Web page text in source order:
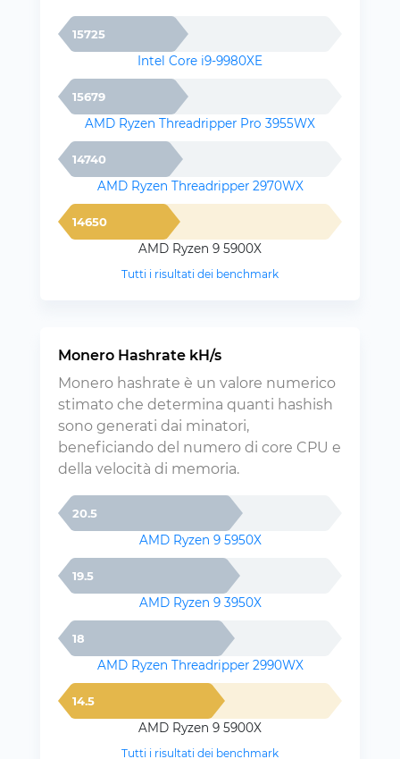
15725
Intel Core i9-9980XE
15679
AMD Ryzen Threadripper Pro 3955WX
14740
AMD Ryzen Threadripper 2970WX
14650
AMD Ryzen 9 5900X
Tutti i risultati dei benchmark
Monero Hashrate kH/s
Monero hashrate è un valore numerico
stimato che determina quanti hashish
sono generati dai minatori,
beneficiando del numero di core CPU e
della velocità di memoria.
20.5
AMD Ryzen 9 5950X
19.5
AMD Ryzen 9 3950X
18
AMD Ryzen Threadripper 2990WX
14.5
AMD Ryzen 9 5900X
Tutti i risultati dei benchmark